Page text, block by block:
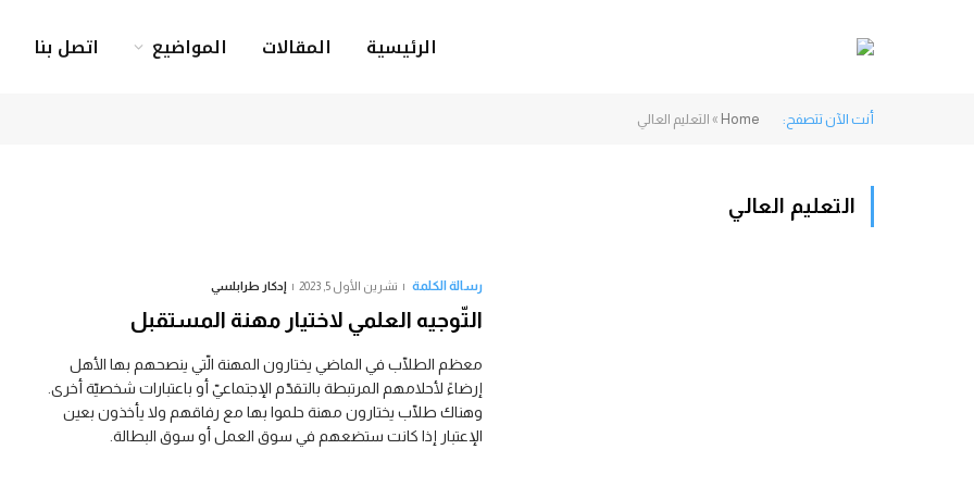
الرئيسية المقالات المواضيع اتصل بنا
أنت الآن تتصفح: Home
» التعليم العالي
التعليم العالي
رسالة الكلمة تشرين الأول 5, 2023 إدكار طرابلسي
التّوجيه العلمي لاختيار مهنة المستقبل
معظم الطلّاب في الماضي يختارون المهنة الّتي ينصحهم بها الأهل
إرضاءً لأحلامهم المرتبطة بالتقدّم الإجتماعيّ أو باعتبارات شخصيّة أخرى.
وهناك طلّاب يختارون مهنة حلموا بها مع رفاقهم ولا يأخذون بعين
الإعتبار إذا كانت ستضعهم في سوق العمل أو سوق البطالة.